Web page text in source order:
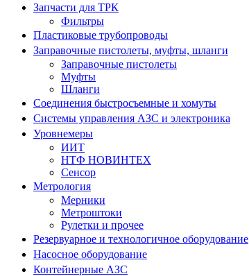
Запчасти для ТРК
Фильтры
Пластиковые трубопроводы
Заправочные пистолеты, муфты, шланги
Заправочные пистолеты
Муфты
Шланги
Соединения быстросъемные и хомуты
Системы управления АЗС и электроника
Уровнемеры
ИИТ
НТФ НОВИНТЕХ
Сенсор
Метрология
Мерники
Метроштоки
Рулетки и прочее
Резервуарное и технологичное оборудование
Насосное оборудование
Контейнерные АЗС